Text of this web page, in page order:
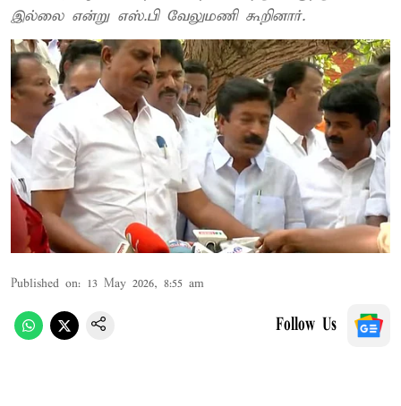
இல்லை என்று எஸ்.பி வேலுமணி கூறினார்.
Published on: 13 May 2026, 8:55 am
Follow Us